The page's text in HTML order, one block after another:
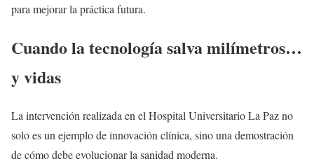
para mejorar la práctica futura.
Cuando la tecnología salva milímetros…
y vidas
La intervención realizada en el Hospital Universitario La Paz no
solo es un ejemplo de innovación clínica, sino una demostración
de cómo debe evolucionar la sanidad moderna.